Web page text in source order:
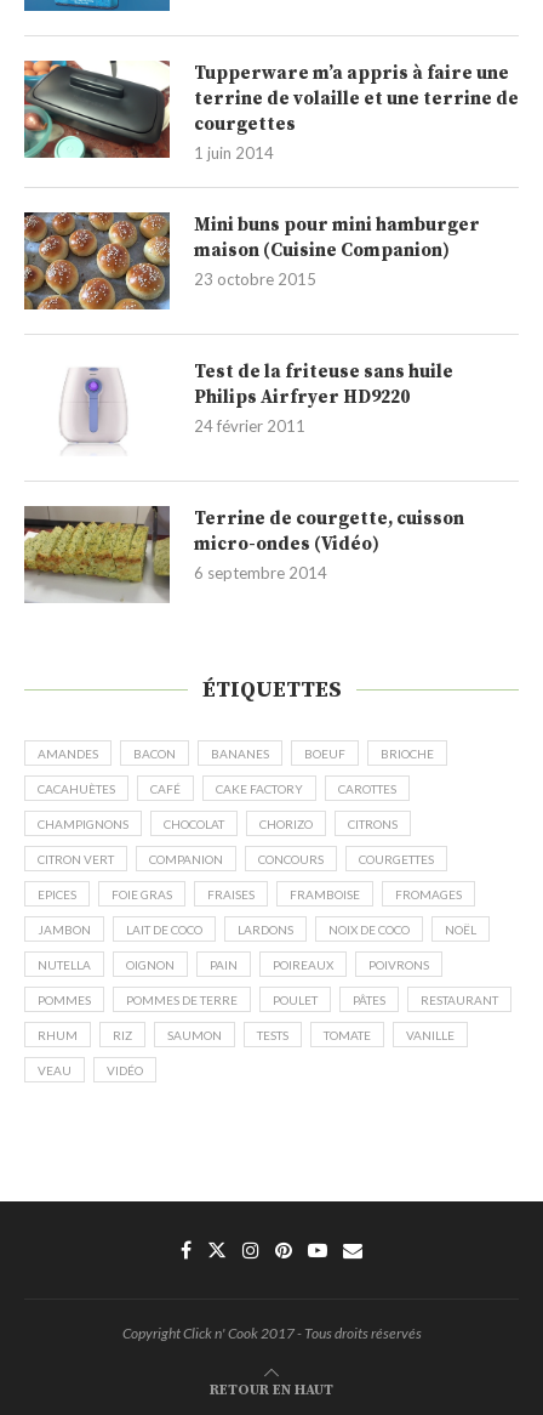
Tupperware m’a appris à faire une
terrine de volaille et une terrine de
courgettes
1 juin 2014
Mini buns pour mini hamburger
maison (Cuisine Companion)
23 octobre 2015
Test de la friteuse sans huile
Philips Airfryer HD9220
24 février 2011
Terrine de courgette, cuisson
micro-ondes (Vidéo)
6 septembre 2014
ÉTIQUETTES
AMANDES BACON BANANES BOEUF BRIOCHE
CACAHUÈTES CAFÉ CAKE FACTORY CAROTTES
CHAMPIGNONS CHOCOLAT CHORIZO CITRONS
CITRON VERT COMPANION CONCOURS COURGETTES
EPICES FOIE GRAS FRAISES FRAMBOISE FROMAGES
JAMBON LAIT DE COCO LARDONS NOIX DE COCO NOËL
NUTELLA OIGNON PAIN POIREAUX POIVRONS
POMMES POMMES DE TERRE POULET PÂTES RESTAURANT
RHUM RIZ SAUMON TESTS TOMATE VANILLE
VEAU VIDÉO
Copyright Click n' Cook 2017 - Tous droits réservés
RETOUR EN HAUT